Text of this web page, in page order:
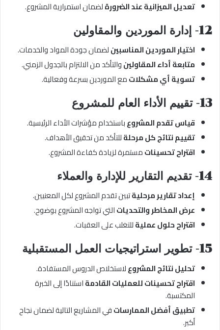
تعديل الميزانية عند الضرورةلضمان استمرارية المشروع.
12- إدارة الموردين والمقاولين
اختيار الموردين المناسبينلضمان جودة المواد والخدمات.
متابعة أداء المقاولينوالتأكد من الالتزام بالجدول الزمني.
تسوية أي مشكلاتمع الموردين بسرعة وفعالية.
13- تقييم الأداء العام للمشروع
قياس تقدم المشروعباستخدام مؤشرات الأداء الرئيسية.
تقييم نتائج كل مرحلةللتأكد من تحقيق الأهداف.
اقتراح تحسيناتمستمرة لزيادة كفاءة المشروع.
14- تقديم التقارير للإدارة والعملاء
إعداد تقارير مرحليةتبين تقدم المشروع لكل المعنيين.
عرض المخاطر والتحدياتالتي تواجه المشروع بوضوح.
اقتراح حلول عمليةللتغلب على العقبات.
15- تطوير استراتيجيات العمل المستقبلية
تحليل نتائج المشروعلاستخلاص الدروس المستفادة.
اقتراح تحسينات للعمليات القادمةاستنادًا إلى الخبرة
المكتسبة.
تطبيق أفضل الممارساتفي المشاريع التالية لضمان نجاح
أكبر.